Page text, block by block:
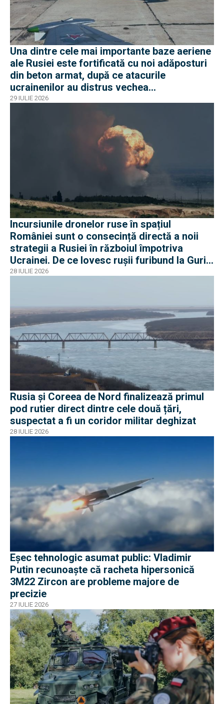
Una dintre cele mai importante baze aeriene
ale Rusiei este fortificată cu noi adăposturi
din beton armat, după ce atacurile
ucrainenilor au distrus vechea
infrastructură de apărare
29 IULIE 2026
Incursiunile dronelor ruse în spațiul
României sunt o consecință directă a noii
strategii a Rusiei în războiul împotriva
Ucrainei. De ce lovesc rușii furibund la Gurile
Dunării
28 IULIE 2026
Rusia și Coreea de Nord finalizează primul
pod rutier direct dintre cele două țări,
suspectat a fi un coridor militar deghizat
28 IULIE 2026
Eșec tehnologic asumat public: Vladimir
Putin recunoaște că racheta hipersonică
3M22 Zircon are probleme majore de
precizie
27 IULIE 2026